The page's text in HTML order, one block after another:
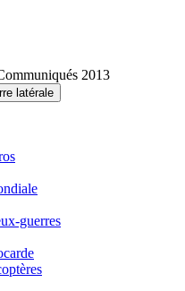
2013
latérale
guerres